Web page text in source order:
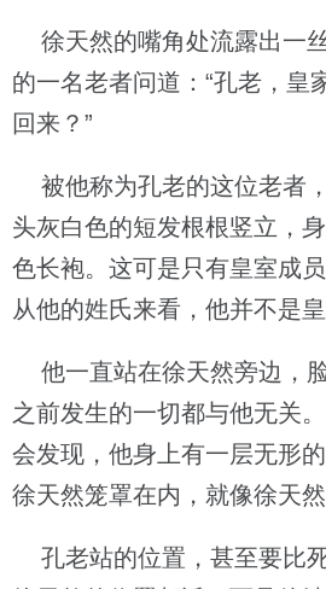
徐天然的嘴角处流露出一
的一名老者问道：“孔老，皇
回来？”
被他称为孔老的这位老者
头灰白色的短发根根竖立，
色长袍。这可是只有皇室成
从他的姓氏来看，他并不是皇
他一直站在徐天然旁边，
之前发生的一切都与他无关
会发现，他身上有一层无形
徐天然笼罩在内，就像徐天然
孔老站的位置，甚至要比